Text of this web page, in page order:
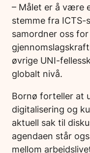
– Målet er å være
stemme fra ICTS-
samordner oss
øvrige UNI-
globalt nivå.
Bornø forteller at
digitalisering og
aktuell sak til
agendaen står
mellom